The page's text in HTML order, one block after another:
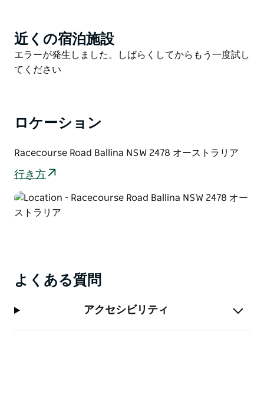
しいビストロ風のフードとドリンクをご用意していま
す。
この人気のイベントでは、無料バス送迎も運行している
ど、目的は何であれ、太陽の下で過ごすこの日は絶対に
バリナ・ボクシングデー・レースは、スポーツ、エンタ
ーテイメント、そして祝祭ムードが融合した、夏の社交
しゃれをして、友人や家族と一緒に、美しいバリナ海岸
で忘れられない思い出を作りましょう。
Product
List
近くの宿泊施設
Product
List
エラーが発生しました。しばらくしてからもう一度試し
てください
ロケーション
Racecourse Road Ballina NSW 2478 オーストラリア
行き方
よくある質問
アクセシビリティ